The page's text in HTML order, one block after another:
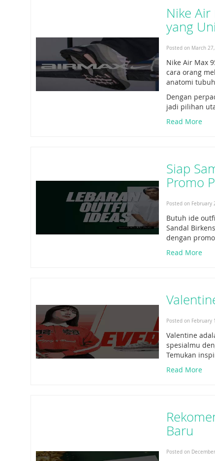
Nike
yang
Posted on March
Nike Air Max
cara orang
anatomi
Dengan
jadi pilihan
Read More
Siap
Promo
Posted on
Butuh ide
Sandal
dengan
Read More
Posted on
Valentine
spesialmu
Temukan
Read More
Baru
Posted on